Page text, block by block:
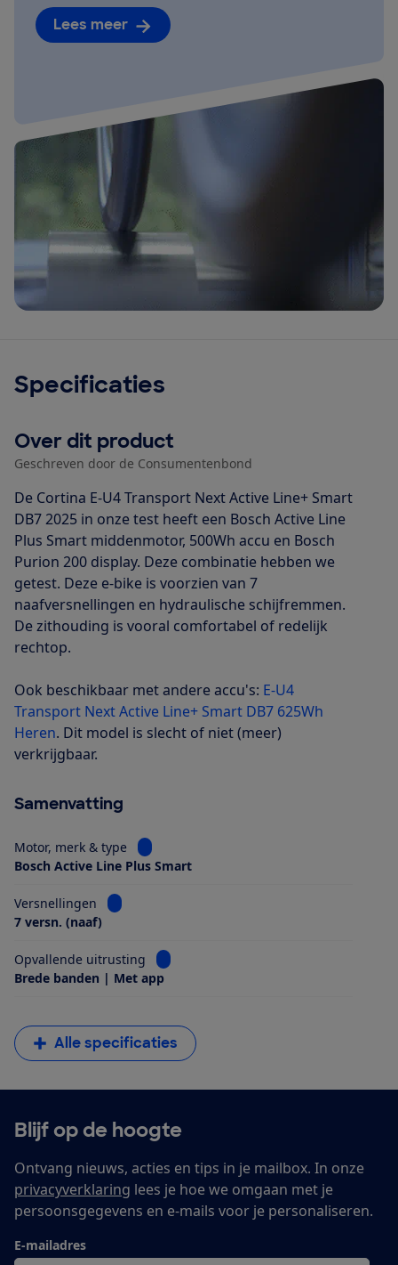
Lees meer
Specificaties
Over dit product
Geschreven door de Consumentenbond
De Cortina E-U4 Transport Next Active Line+ Smart
DB7 2025 in onze test heeft een Bosch Active Line
Plus Smart middenmotor, 500Wh accu en Bosch
Purion 200 display. Deze combinatie hebben we
getest. Deze e-bike is voorzien van 7
naafversnellingen en hydraulische schijfremmen.
De zithouding is vooral comfortabel of redelijk
rechtop.
Ook beschikbaar met andere accu's: E-U4
Transport Next Active Line+ Smart DB7 625Wh
Heren. Dit model is slecht of niet (meer)
verkrijgbaar.
Samenvatting
Motor, merk & type
Bekijk informatie voor Motor, merk & type
Bosch Active Line Plus Smart
Versnellingen
Bekijk informatie voor Versnellingen
7 versn. (naaf)
Opvallende uitrusting
Bekijk informatie voor Opvallende
Brede banden | Met app
Alle specificaties
Blijf op de hoogte
Ontvang nieuws, acties en tips in je mailbox. In onze
privacyverklaring lees je hoe we omgaan met je
persoonsgegevens en e-mails voor je personaliseren.
E-mailadres